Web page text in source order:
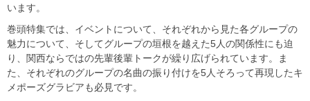
います。
巻頭特集では、イベントについて、それぞれから見た各グループの
魅力について、そしてグループの垣根を越えた5人の関係性にも迫
り、関西ならではの先輩後輩トークが繰り広げられています。ま
た、それぞれのグループの名曲の振り付けを5人そろって再現したキ
メポーズグラビアも必見です。